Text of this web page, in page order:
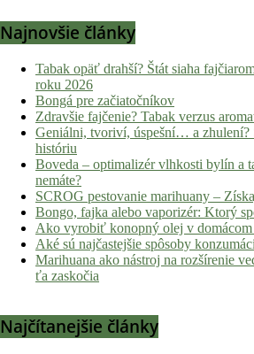
Najnovšie články
Tabak opäť drahší? Štát siaha
roku 2026
Bongá pre začiatočníkov
Zdravšie fajčenie? Tabak verzus
Geniálni, tvoriví, úspešní… a zhulení?
históriu
Boveda – optimalizér vlhkosti bylín a
nemáte?
SCROG pestovanie marihuany –
Bongo, fajka alebo vaporizér: Ktorý
Ako vyrobiť konopný olej v domácom
Aké sú najčastejšie spôsoby
Marihuana ako nástroj na rozšírenie
ťa zaskočia
Najčítanejšie články